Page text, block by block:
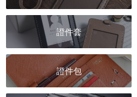
證件套
證件包